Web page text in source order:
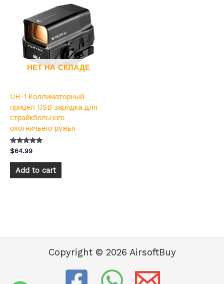
НЕТ НА СКЛАДЕ
UH-1 Коллиматорный
прицел USB зарядка для
страйкбольного
охотничьего ружья
Оценка
5.00
из 5
$64.99
Add to cart
Copyright © 2026 AirsoftBuy